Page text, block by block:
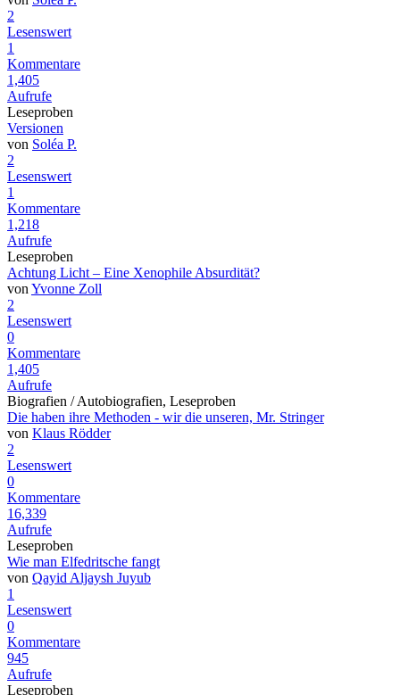
2
Lesenswert
1
Kommentare
1,405
Aufrufe
Leseproben
Versionen
von Soléa P.
2
Lesenswert
1
Kommentare
1,218
Aufrufe
Leseproben
Achtung Licht – Eine Xenophile Absurdität?
von Yvonne Zoll
2
Lesenswert
0
Kommentare
1,405
Aufrufe
Biografien / Autobiografien, Leseproben
Die haben ihre Methoden - wir die unseren, Mr. Stringer
von Klaus Rödder
2
Lesenswert
0
Kommentare
16,339
Aufrufe
Leseproben
Wie man Elfedritsche fangt
von Qayid Aljaysh Juyub
1
Lesenswert
0
Kommentare
945
Aufrufe
Leseproben